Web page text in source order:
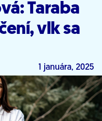
Taraba
vlk sa
1 januára, 2025